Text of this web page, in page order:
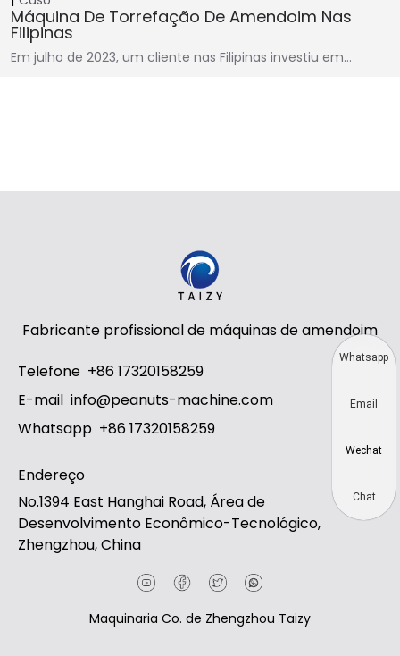
Máquina De Torrefação De Amendoim Nas
Filipinas
Em julho de 2023, um cliente nas Filipinas investiu em…
Fabricante profissional de máquinas de amendoim
Telefone +86 17320158259
E-mail info@peanuts-machine.com
Whatsapp +86 17320158259
Endereço
No.1394 East Hanghai Road, Área de
Desenvolvimento Econômico-Tecnológico,
Zhengzhou, China
Maquinaria Co. de Zhengzhou Taizy
Whatsapp
Email
Wechat
Chat